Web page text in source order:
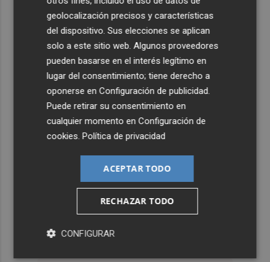
geolocalización precisos y características
del dispositivo. Sus elecciones se aplican
solo a este sitio web. Algunos proveedores
pueden basarse en el interés legítimo en
lugar del consentimiento; tiene derecho a
oponerse enConfiguración de publicidad
Puede retirar su consentimiento en
cualquier momento enConfiguración de
cookies .Política de privacidad
ACEPTAR TODO
RECHAZAR TODO
CONFIGURAR